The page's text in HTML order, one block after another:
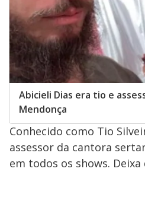
Abicieli Dias era tio e
Mendonça
Conhecido como Tio
assessor da cantora
em todos os shows.